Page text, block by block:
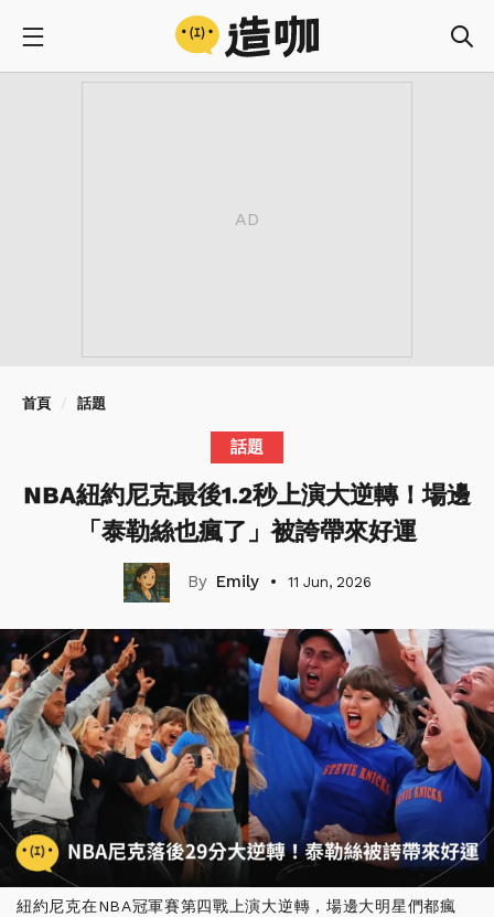
首頁 話題
話題
NBA紐約尼克最後1.2秒上演大逆轉！場邊
「泰勒絲也瘋了」被誇帶來好運
Emily 11 Jun, 2026
紐約尼克在NBA冠軍賽第四戰上演大逆轉，場邊大明星們都瘋